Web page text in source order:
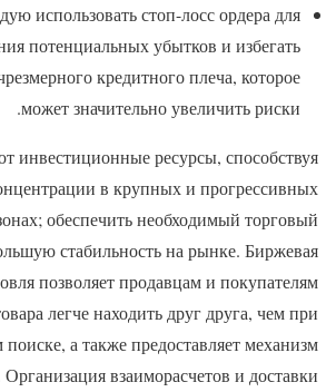
использовать стоп-лосс ордера для
потенциальных убытков и избегать
кредитного плеча, которое
может значительно увеличить риски.
инвестиционные ресурсы, способствуя
в крупных и прогрессивных
обеспечить необходимый торговый
стабильность на рынке. Биржевая
позволяет продавцам и покупателям
легче находить друг друга, чем при
а также предоставляет механизм
взаиморасчетов и доставки